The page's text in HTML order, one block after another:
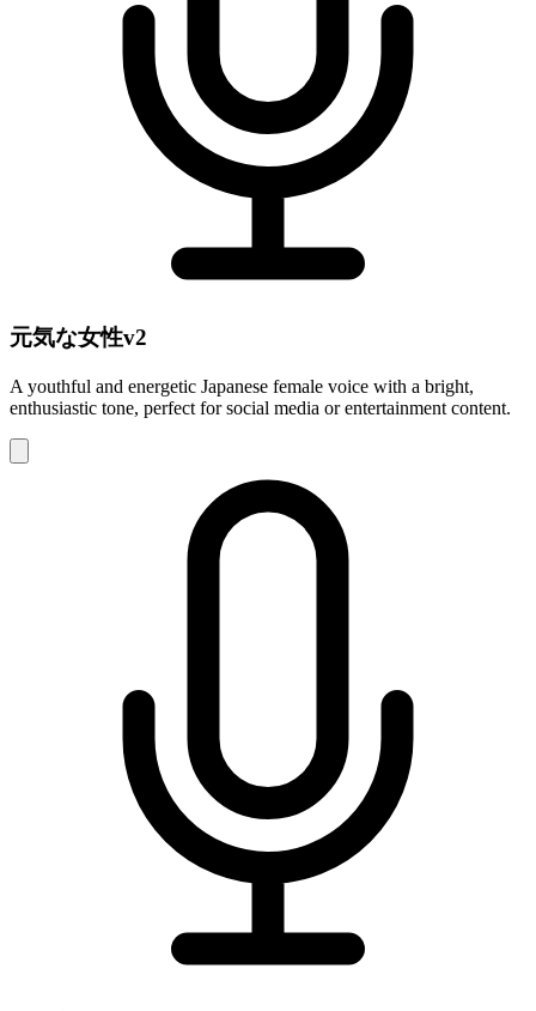
元気な女性v2
A youthful and energetic Japanese female voice with a bright,
enthusiastic tone, perfect for social media or entertainment content.